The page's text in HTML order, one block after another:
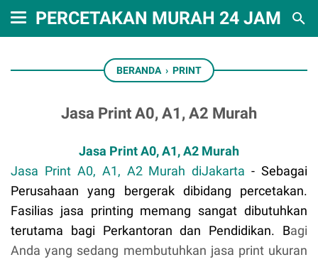
PERCETAKAN MURAH 24 JAM
BERANDA › PRINT
Jasa Print A0, A1, A2 Murah
Jasa Print A0, A1, A2 Murah
Jasa Print A0, A1, A2 Murah diJakarta - Sebagai
Perusahaan yang bergerak dibidang percetakan.
Fasilias jasa printing memang sangat dibutuhkan
terutama bagi Perkantoran dan Pendidikan. Bagi
Anda yang sedang membutuhkan jasa print ukuran